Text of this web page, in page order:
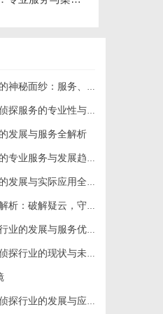
：服务、优势与法律解析
务的专业性与应用领域
发展与服务全解析
业服务与发展趋势
展与实际应用全解析
疑云，守护真相的专家助力
的发展与服务优势
的现状与未来发展趋势
业的发展与应用现状